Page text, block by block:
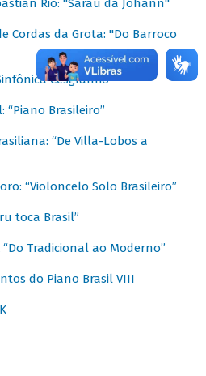
Rio: "Sarau da Johann"
Cordas da Grota: "Do Barroco
Cesgranrio
“Piano Brasileiro”
“De Villa-Lobos a
“Violoncelo Solo Brasileiro”
toca Brasil”
“Do Tradicional ao Moderno”
do Piano Brasil VIII